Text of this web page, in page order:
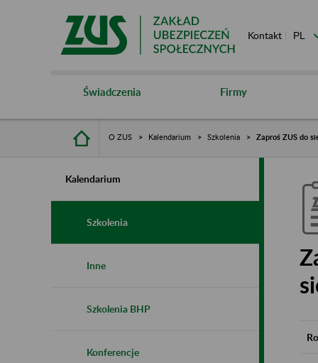
Kontakt
Świadczenia Firmy
O ZUS Kalendarium Szkolenia Zaproś ZUS do
Kalendarium
Szkolenia
Inne
Szkolenia BHP
Konferencje